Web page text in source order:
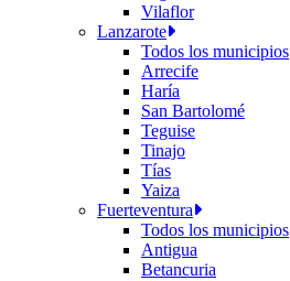
Vilaflor
Lanzarote
Todos los municipios
Arrecife
Haría
San Bartolomé
Teguise
Tinajo
Tías
Yaiza
Fuerteventura
Todos los municipios
Antigua
Betancuria